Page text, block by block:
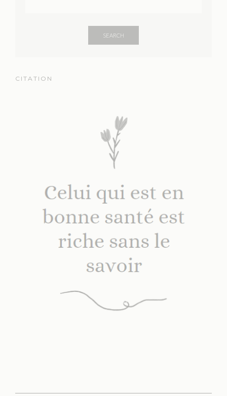
SEARCH
CITATION